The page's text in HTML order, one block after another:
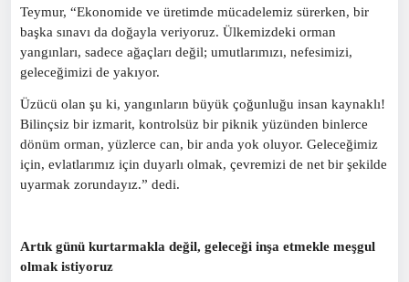
Teymur, “Ekonomide ve üretimde mücadelemiz sürerken, bir
başka sınavı da doğayla veriyoruz. Ülkemizdeki orman
yangınları, sadece ağaçları değil; umutlarımızı, nefesimizi,
geleceğimizi de yakıyor.
Üzücü olan şu ki, yangınların büyük çoğunluğu insan kaynaklı!
Bilinçsiz bir izmarit, kontrolsüz bir piknik yüzünden binlerce
dönüm orman, yüzlerce can, bir anda yok oluyor. Geleceğimiz
için, evlatlarımız için duyarlı olmak, çevremizi de net bir şekilde
uyarmak zorundayız.” dedi.
Artık günü kurtarmakla değil, geleceği inşa etmekle meşgul
olmak istiyoruz